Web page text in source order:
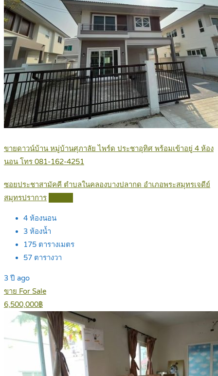
ขายดาวน์บ้าน หมู่บ้านศุภาลัย ไพร์ด ประชาอุทิศ พร้อมเข้าอยู่ 4 ห้อง
นอน โทร 081-162-4251
ซอยประชาสามัคคี ตำบลในคลองบางปลากด อำเภอพระสมุทรเจดีย์
สมุทรปราการ
4 ห้องนอน
3 ห้องน้ำ
175 ตารางเมตร
57 ตารางวา
3 ปี ago
ขาย For Sale
6,500,000฿